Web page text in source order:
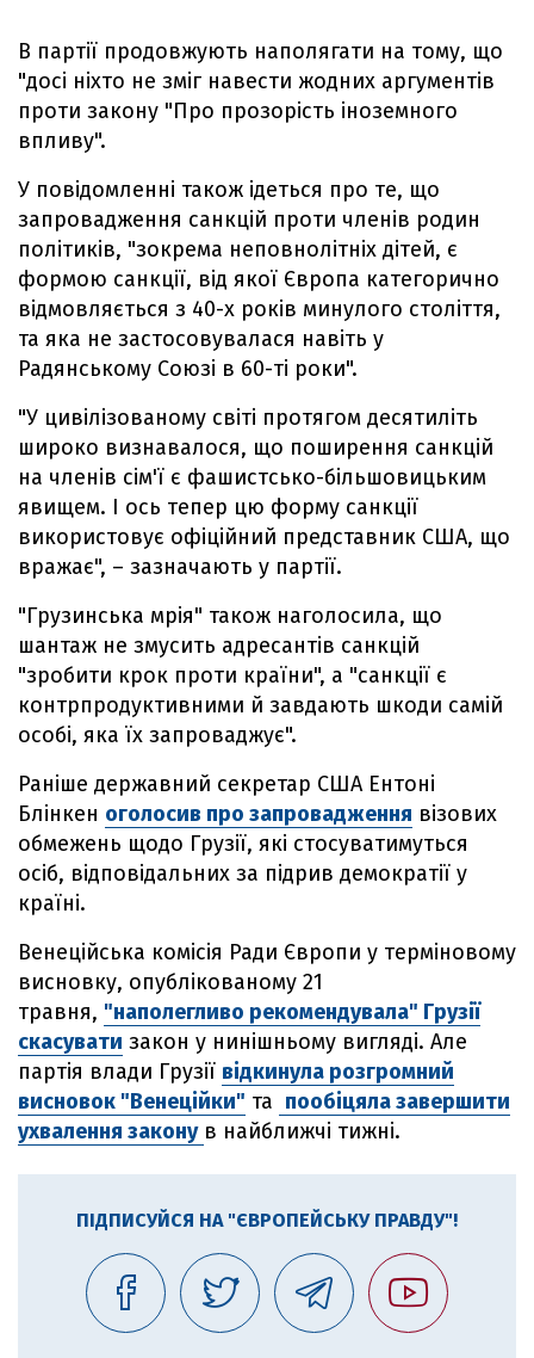
В партії продовжують наполягати на тому, що
"досі ніхто не зміг навести жодних аргументів
проти закону "Про прозорість іноземного
впливу".
У повідомленні також ідеться про те, що
запровадження санкцій проти членів родин
політиків, "зокрема неповнолітніх дітей, є
формою санкції, від якої Європа категорично
відмовляється з 40-х років минулого століття,
та яка не застосовувалася навіть у
Радянському Союзі в 60-ті роки".
"У цивілізованому світі протягом десятиліть
широко визнавалося, що поширення санкцій
на членів сім'ї є фашистсько-більшовицьким
явищем. І ось тепер цю форму санкції
використовує офіційний представник США, що
вражає", – зазначають у партії.
"Грузинська мрія" також наголосила, що
шантаж не змусить адресантів санкцій
"зробити крок проти країни", а "санкції є
контрпродуктивними й завдають шкоди самій
особі, яка їх запроваджує".
Раніше державний секретар США Ентоні
Блінкен оголосив про запровадження візових
обмежень щодо Грузії, які стосуватимуться
осіб, відповідальних за підрив демократії у
країні.
Венеційська комісія Ради Європи у терміновому
висновку, опублікованому 21
травня, "наполегливо рекомендувала" Грузії
скасувати закон у нинішньому вигляді. Але
партія влади Грузії відкинула розгромний
висновок "Венеційки" та пообіцяла завершити
ухвалення закону в найближчі тижні.
ПІДПИСУЙСЯ НА "ЄВРОПЕЙСЬКУ ПРАВДУ"!